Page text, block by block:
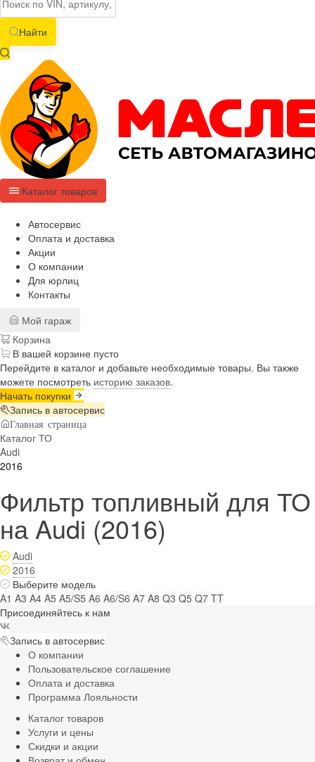
Найти
Каталог товаров
Автосервис
Оплата и доставка
Акции
О компании
Для юрлиц
Контакты
Мой гараж
Корзина
В вашей корзине пусто
Перейдите в каталог и добавьте необходимые товары. Вы также
можете посмотреть историю заказов.
Начать покупки
Запись в автосервис
Главная страница
Каталог ТО
Audi
2016
Фильтр топливный для ТО
на Audi (2016)
Audi
2016
Выберите модель
A1 A3 A4 A5 A5/S5 A6 A6/S6 A7 A8 Q3 Q5 Q7 TT
Присоединяйтесь к нам
Запись в автосервис
О компании
Пользовательское соглашение
Оплата и доставка
Программа Лояльности
Каталог товаров
Услуги и цены
Скидки и акции